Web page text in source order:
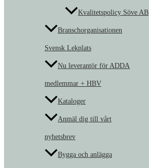
Kvalitetspolicy Söve AB
Branschorganisationen
Svensk Lekplats
Nu leverantör för ADDA
medlemmar + HBV
Kataloger
Anmäl dig till vårt
nyhetsbrev
Bygga och anlägga